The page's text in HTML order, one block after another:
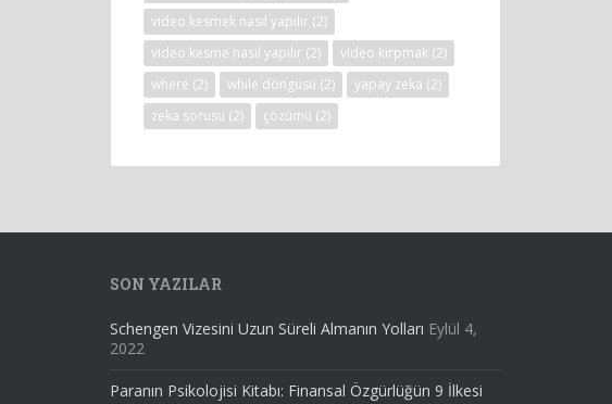
video kesmek nasıl yapılır (2)
video kesme nasıl yapılır (2) video kırpmak (2)
where (2) while döngüsü (2) yapay zeka (2)
zeka sorusu (2) çözümü (2)
SON YAZILAR
Schengen Vizesini Uzun Süreli Almanın Yolları Eylül 4,
2022
Paranın Psikolojisi Kitabı: Finansal Özgürlüğün 9 İlkesi